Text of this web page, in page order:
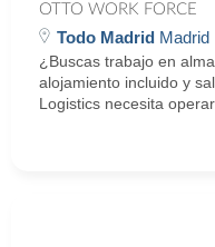
OTTO WORK FORCE
Todo Madrid Madrid
¿Buscas trabajo en
alojamiento incluido y
Logistics necesita